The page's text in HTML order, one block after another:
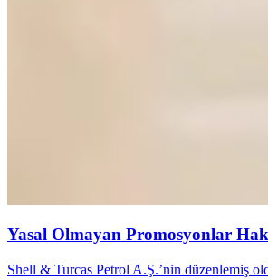
Yasal Olmayan Promosyonlar
Shell & Turcas Petrol A.Ş.’nin düzenlemiş